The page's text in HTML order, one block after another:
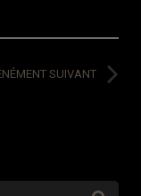
SUIVANT